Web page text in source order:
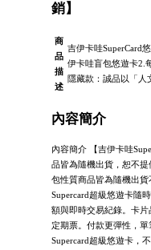
銷】
商
品
描
述
吉伊卡哇SuperCard
伊卡哇盲包悠遊卡2.
隱藏款：誠品以「人
內容簡介
內容簡介 【吉伊卡哇
品皆為隨機出貨，恕不
包性質商品皆為隨機出
Supercard超級悠遊卡隨
額與即時交易紀錄。卡
定期票。付款更彈性，
Supercard超級悠遊卡，